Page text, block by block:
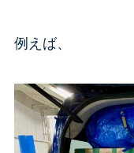
例えば、